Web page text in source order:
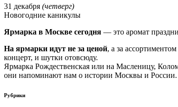
31 декабря (четверг)
Новогодние каникулы
Ярмарка в Москве сегодня — это аромат
На ярмарки идут не за ценой, а за
концерт, и шутки отовсюду.
Ярмарка Рождественская или на Масленицу,
они напоминают нам о истории Москвы и России.
Рубрики